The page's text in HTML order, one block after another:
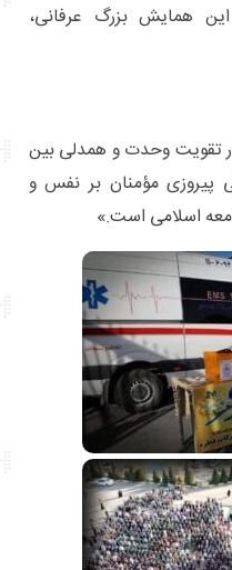
همایش بزرگ عرفانی،
تقویت وحدت و همدلی بین
پیروزی مؤمنان بر نفس و
اسلامی است.»